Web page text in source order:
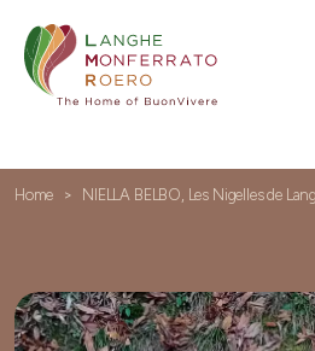
Home NIELLA BELBO, Les Nigelles de